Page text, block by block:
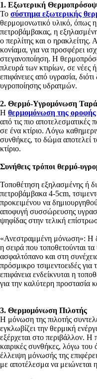
1. Εξωτερική
Το σύστημα εξωτερικής
θερμομονωτικό υλικό, όπως
πετροβάμβακας, η
ο περλίτης και ο ηρακλείτης.
κονίαμα, για να προσφέρει
στεγανοποίηση. Η
πλευρά των κτιρίων, σε νέες ή
επιφάνειες από υγρασία,
υγροποίησης υδρατμών.
2. Θερμό-Υγρομόνωση
Η θερμομόνωση της οροφής
από τις πιο αποτελεσματικές
σε ένα κτίριο. Λόγω
συνθήκες, το δώμα αποτελεί
κτίριο.
Συνήθεις τρόποι θερμό-
Τοποθέτηση εξηλασμένης ή
πετροβάμβακα 4-5cm,
προκειμένου να
αποφυγή συσσώρευσης
ψηφίδας στην τελική
«Ανεστραμμένη μόνωση»: Η
η σειρά που τοποθετούνται
ασφαλτόπανο και στη
πρόσμικρο τσιμεντοειδές
επιφάνεια ενδείκνυται η
για την καλύτερη προστασία
3. Θερμομόνωση Πιλοτής
Η μόνωση της πιλοτής
εγκλωβίζει την θερμική
εξέρχεται στο περιβάλλον. Η
καιρικές συνθήκες, λόγω του
έλλειψη μόνωσής της
με αποτέλεσμα να μειώνεται